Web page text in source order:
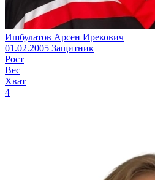
Ишбулатов Арсен Ирекович
01.02.2005 Защитник
Рост
Вес
Хват
4